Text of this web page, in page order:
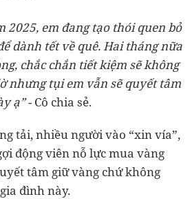
2025, em đang tạo thói quen bỏ
dành tết về quê. Hai tháng nữa
chắc chắn tiết kiệm sẽ không
nhưng tụi em vẫn sẽ quyết tâm
ạ”- Cô chia sẻ.
tải, nhiều người vào “xin vía”,
động viên nỗ lực mua vàng
tâm giữ vàng chứ không
đình này.